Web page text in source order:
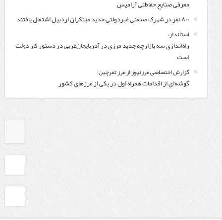
معرفی صنایع حفاظتی آرامیس
۸۰۰ نفر در شهرک صنعتی غیردولتی حدید مبتکران اردبیل اشتغال یافتند
استاندار:
راه‌اندازی سه بازارچه جدید مرزی در آذربایجان‌غربی در دستور کار دولت
است
گزارش اختصاصی مرزنیوز از مرز تمرچین؛
گوشه‌ای از اقدامات همراه اول در یکی از مرزهای کشور